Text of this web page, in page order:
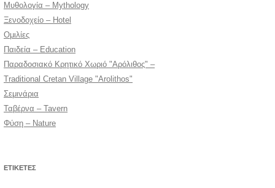
Μυθολογία – Mythology
Ξενοδοχείο – Hotel
Ομιλίες
Παιδεία – Education
Παραδοσιακό Κρητικό Χωριό "Αρόλιθος" –
Traditional Cretan Village "Arolithos"
Σεμινάρια
Ταβέρνα – Tavern
Φύση – Nature
ΕΤΙΚΈΤΕΣ